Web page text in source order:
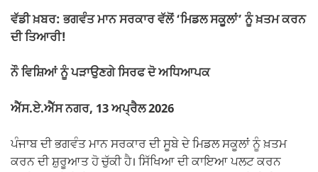
e
b
o
o
k
s
p
p
gr
m
y
n
k
e
ਵੱਡੀ ਖ਼ਬਰ: ਭਗਵੰਤ ਮਾਨ ਸਰਕਾਰ ਵੱਲੋਂ ‘ਮਿਡਲ ਸਕੂਲਾਂ’ ਨੂੰ ਖ਼ਤਮ ਕਰਨ
ਦੀ ਤਿਆਰੀ!
ਨੌ ਵਿਸ਼ਿਆਂ ਨੂੰ ਪੜਾਉਣਗੇ ਸਿਰਫ ਦੋ ਅਧਿਆਪਕ
ਐੱਸ.ਏ.ਐੱਸ ਨਗਰ, 13 ਅਪ੍ਰੈਲ 2026
ਪੰਜਾਬ ਦੀ ਭਗਵੰਤ ਮਾਨ ਸਰਕਾਰ ਦੀ ਸੂਬੇ ਦੇ ਮਿਡਲ ਸਕੂਲਾਂ ਨੂੰ ਖ਼ਤਮ
ਕਰਨ ਦੀ ਸ਼ੁਰੂਆਤ ਹੋ ਚੁੱਕੀ ਹੈ। ਸਿੱਖਿਆ ਦੀ ਕਾਇਆ ਪਲਟ ਕਰਨ